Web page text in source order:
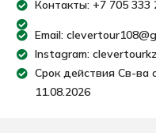
Контакты: +7 705 333
Email:
Instagram: clevertourkz
Срок действия Св-ва
11.08.2026